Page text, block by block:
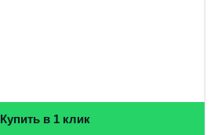
Купить в 1 клик